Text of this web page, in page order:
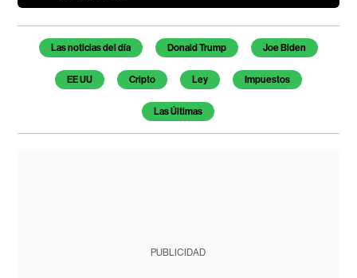
Temas de este artículo
Las noticias del día Donald Trump Joe Biden
EE UU Cripto Ley Impuestos
Las Últimas
PUBLICIDAD